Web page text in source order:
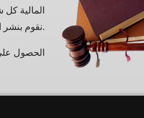
نقوم بنشر الروابط على أي وسيط الفوركس الذي يعتبر غير قانوني في الإمارات العربية المتحدة.
الحصول